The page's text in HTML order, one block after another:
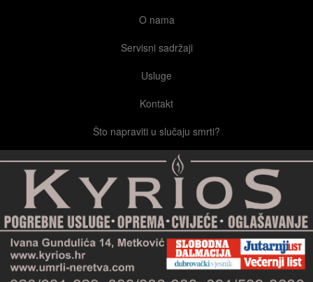
O nama
Servisni sadržaji
Usluge
Kontakt
Što napraviti u slučaju smrti?